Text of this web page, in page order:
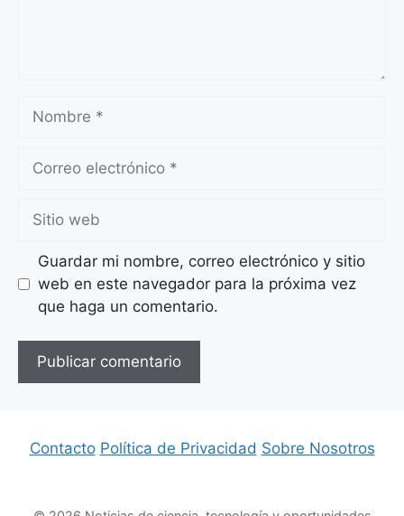
electrónico
web
Guardar mi nombre, correo electrónico y sitio
web en este navegador para la próxima vez
que haga un comentario.
Contacto Política de Privacidad Sobre Nosotros